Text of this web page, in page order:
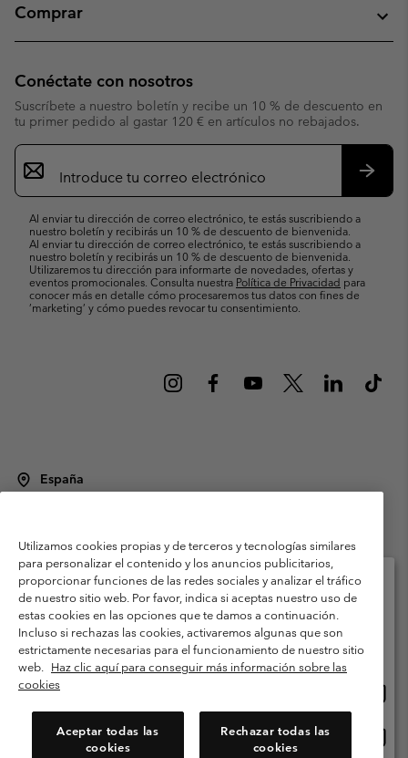
Comprar
Conéctate con nosotros
Suscríbete a nuestro boletín y recibe un 10 % de descuento en
tu primer pedido al gastar 120 € en artículos no rebajados.
Suscripción
de
correo
Al enviar tu dirección de correo electrónico, te estás suscribiendo a
nuestro boletín y recibirás un 10 % de descuento de bienvenida.
Al enviar tu dirección de correo electrónico, te estás suscribiendo a
nuestro boletín y recibirás un 10 % de descuento de bienvenida.
Utilizaremos tu dirección para informarte de novedades, ofertas y
eventos promocionales. Consulta nuestra Política de Privacidad para
conocer más en detalle cómo procesaremos tus datos con fines de
’marketing’ y cómo puedes revocar tu consentimiento.
España
Condiciones de uso
Terminos de Venta
Garantía
Política de Privacidad
Términos y condiciones del programa de miembros
Términos De Uso Del Contenido Generado Por Los Usuarios
Impressum
Cookies Public CBCR
Utilizamos cookies propias y de terceros y tecnologías similares
para personalizar el contenido y los anuncios publicitarios,
proporcionar funciones de las redes sociales y analizar el tráfico
de nuestro sitio web. Por favor, indica si aceptas nuestro uso de
estas cookies en las opciones que te damos a continuación.
Incluso si rechazas las cookies, activaremos algunas que son
estrictamente necesarias para el funcionamiento de nuestro sitio
web. Haz clic aquí para conseguir más información sobre las
cookies
Aceptar todas las
cookies
Rechazar todas las
cookies
Selecciona tu país e idioma envío
Compras en línea disponibles
línea
España